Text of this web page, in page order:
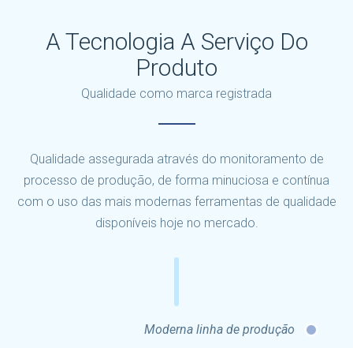
A Tecnologia A Serviço Do
Produto
Qualidade como marca registrada
Qualidade assegurada através do monitoramento de
processo de produção, de forma minuciosa e contínua
com o uso das mais modernas ferramentas de qualidade
disponíveis hoje no mercado.
Moderna linha de produção